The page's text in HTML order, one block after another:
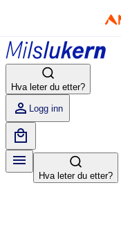
Hva leter du etter?
Logg inn
Hva leter du etter?